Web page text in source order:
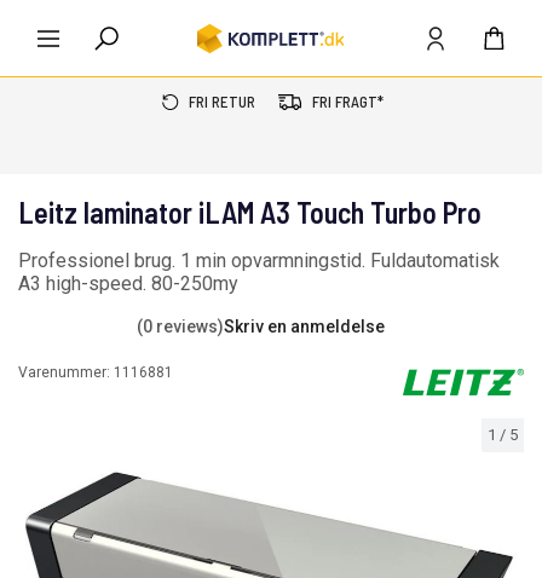
FRI RETUR FRI FRAGT*
1 / 5
Leitz laminator iLAM A3 Touch Turbo Pro
Professionel brug. 1 min opvarmningstid. Fuldautomatisk
A3 high-speed. 80-250my
(0 reviews)Skriv en anmeldelse
Varenummer: 1116881